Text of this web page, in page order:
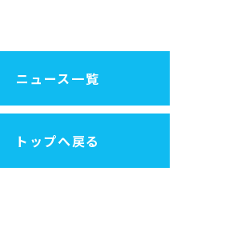
ニュース一覧
トップへ戻る